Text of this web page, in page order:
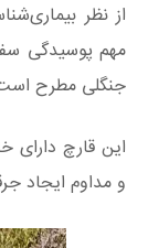
از نظر
جنگلی مطرح
این قارچ دارای
و مداوم ایجاد